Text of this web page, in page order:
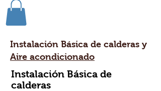
Instalación Básica de calderas y
Aire acondicionado
Instalación Básica de
calderas